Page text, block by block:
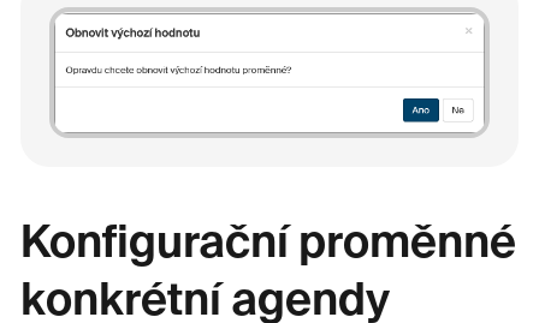
Konfigurační proměnné
konkrétní agendy